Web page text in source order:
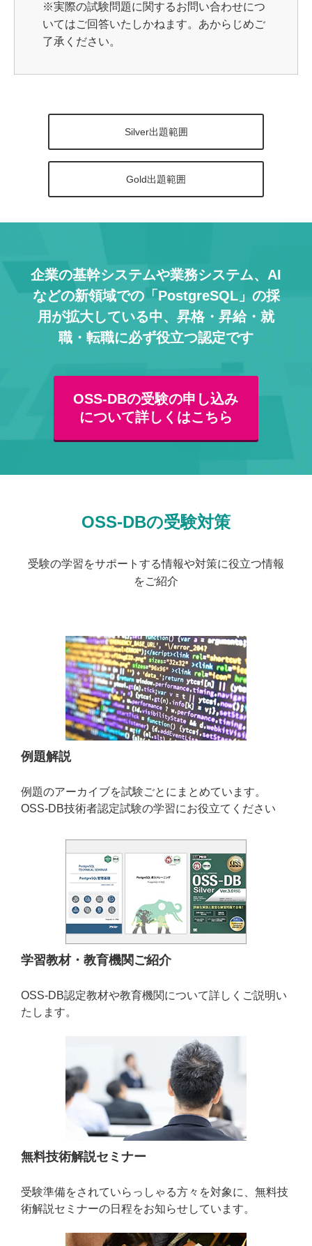
※実際の試験問題に関するお問い合わせにつ
いてはご回答いたしかねます。あからじめご
了承ください。
Silver出題範囲
Gold出題範囲
企業の基幹システムや業務システム、AI
などの新領域での「PostgreSQL」の採
用が拡大している中、 昇格・昇給・就
職・転職に必ず役立つ認定です
OSS-DBの受験の申し込み
について詳しくはこちら
OSS-DBの受験対策
受験の学習をサポートする情報や対策に役立つ情報
をご紹介
例題解説
例題のアーカイブを試験ごとにまとめています。
OSS-DB技術者認定試験の学習にお役立てください
学習教材・教育機関ご紹介
OSS-DB認定教材や教育機関について詳しくご説明い
たします。
無料技術解説セミナー
受験準備をされていらっしゃる方々を対象に、無料技
術解説セミナーの日程をお知らせしています。